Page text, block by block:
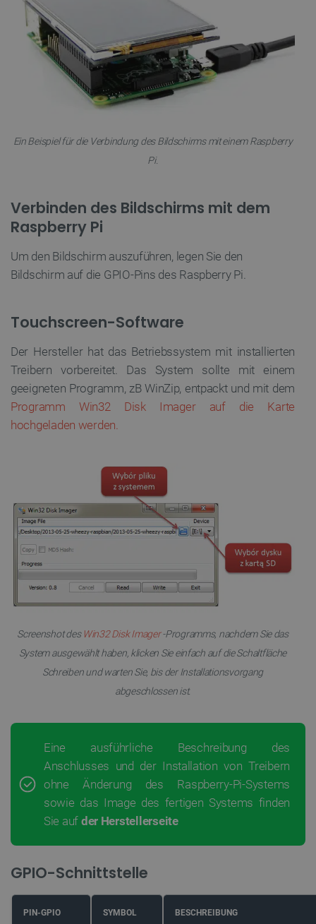
Ein Beispiel für die Verbindung des Bildschirms mit einem Raspberry
Pi.
Verbinden des Bildschirms mit dem
Raspberry Pi
Um den Bildschirm auszuführen, legen Sie den
Bildschirm auf die GPIO-Pins des Raspberry Pi.
Touchscreen-Software
Der Hersteller hat das Betriebssystem mit installierten
Treibern vorbereitet. Das System sollte mit einem
geeigneten Programm, zB WinZip, entpackt und mit dem
Programm Win32 Disk Imager auf die Karte
hochgeladen werden.
Screenshot des Win32 Disk Imager-Programms, nachdem Sie das
System ausgewählt haben, klicken Sie einfach auf die Schaltfläche
Schreiben und warten Sie, bis der Installationsvorgang
abgeschlossen ist.
Eine ausführliche Beschreibung des
Anschlusses und der Installation von Treibern
ohne Änderung des Raspberry-Pi-Systems
sowie das Image des fertigen Systems finden
Sie auf der Herstellerseite
GPIO-Schnittstelle
PIN-GPIO SYMBOL BESCHREIBUNG